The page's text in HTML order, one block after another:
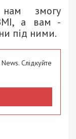
змогу
а вам -
під ними.
Слідкуйте